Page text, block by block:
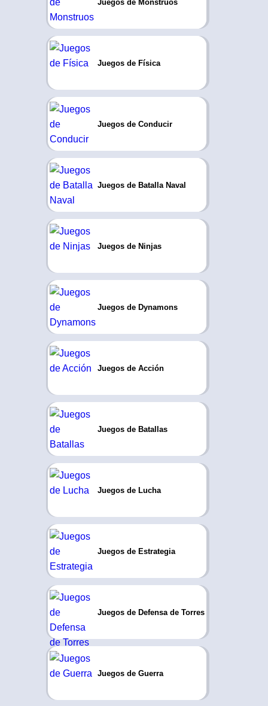
Juegos de Monstruos
Juegos de Física
Juegos de Conducir
Juegos de Batalla Naval
Juegos de Ninjas
Juegos de Dynamons
Juegos de Acción
Juegos de Batallas
Juegos de Lucha
Juegos de Estrategia
Juegos de Defensa de Torres
Juegos de Guerra